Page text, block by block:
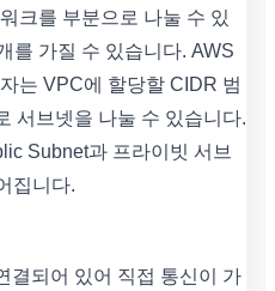
크를 부분으로 나눌 수 있
를 가질 수 있습니다. AWS
는 VPC에 할당할 CIDR 범
서브넷을 나눌 수 있습니다.
Subnet과 프라이빗 서브
집니다.
결되어 있어 직접 통신이 가